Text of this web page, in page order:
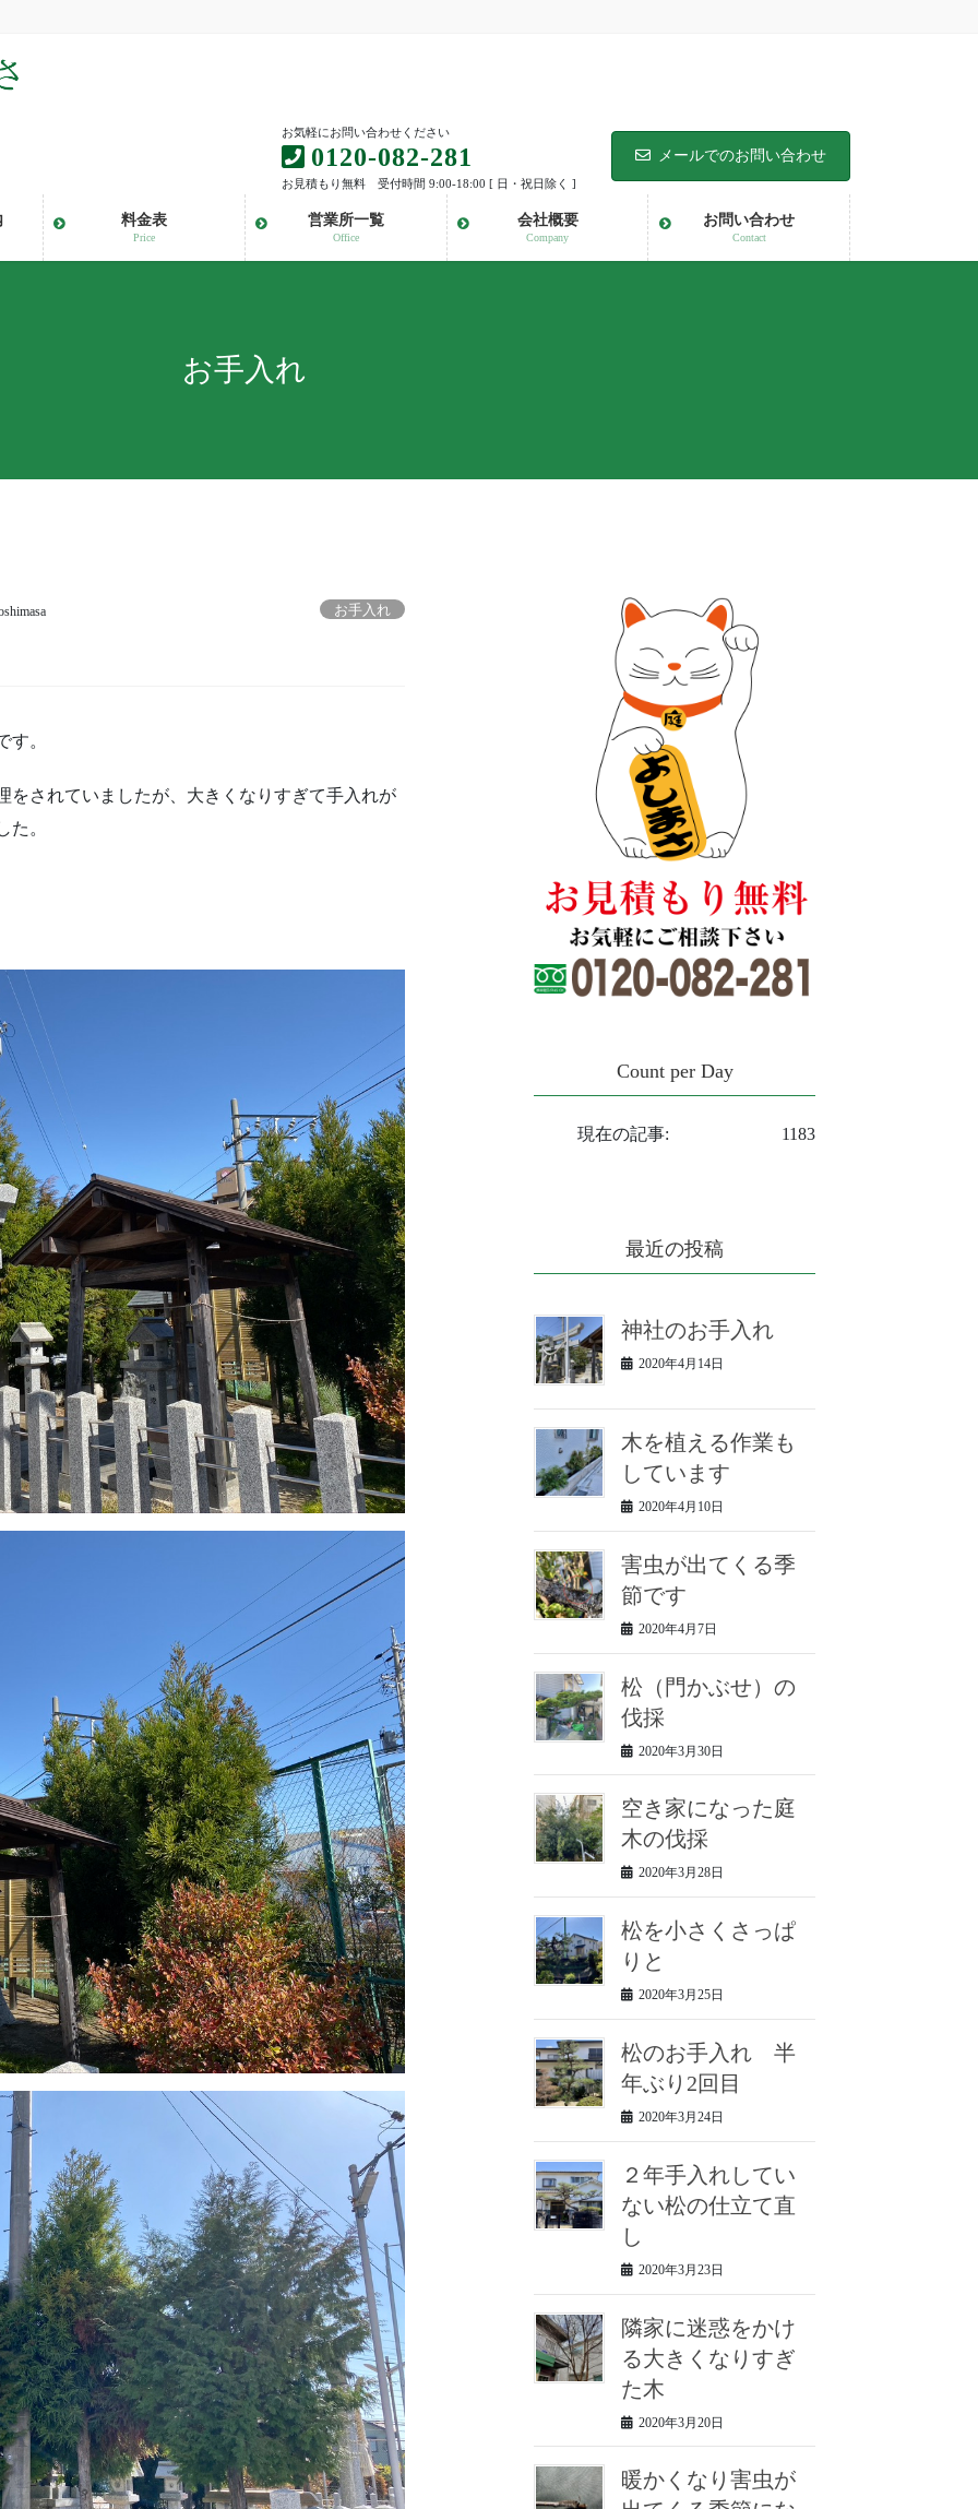
お気軽にお問い合わせください
0120-082-281
お見積もり無料 受付時間 9:00-18:00 [ 日・祝日除く ]
メールでのお問い合わせ
料金表
Price
営業所一覧
Office
会社概要
Company
お問い合わせ
Contact
お手入れ
お手入れ
す。
をされていましたが、大きくなりすぎて手入れが
た。
Count per Day
1183
現在の記事:
最近の投稿
神社のお手入れ
2020年4月14日
木を植える作業も
しています
2020年4月10日
害虫が出てくる季
節です
2020年4月7日
松（門かぶせ）の
伐採
2020年3月30日
空き家になった庭
木の伐採
2020年3月28日
松を小さくさっぱ
りと
2020年3月25日
松のお手入れ 半
年ぶり2回目
2020年3月24日
２年手入れしてい
ない松の仕立て直
し
2020年3月23日
隣家に迷惑をかけ
る大きくなりすぎ
た木
2020年3月20日
暖かくなり害虫が